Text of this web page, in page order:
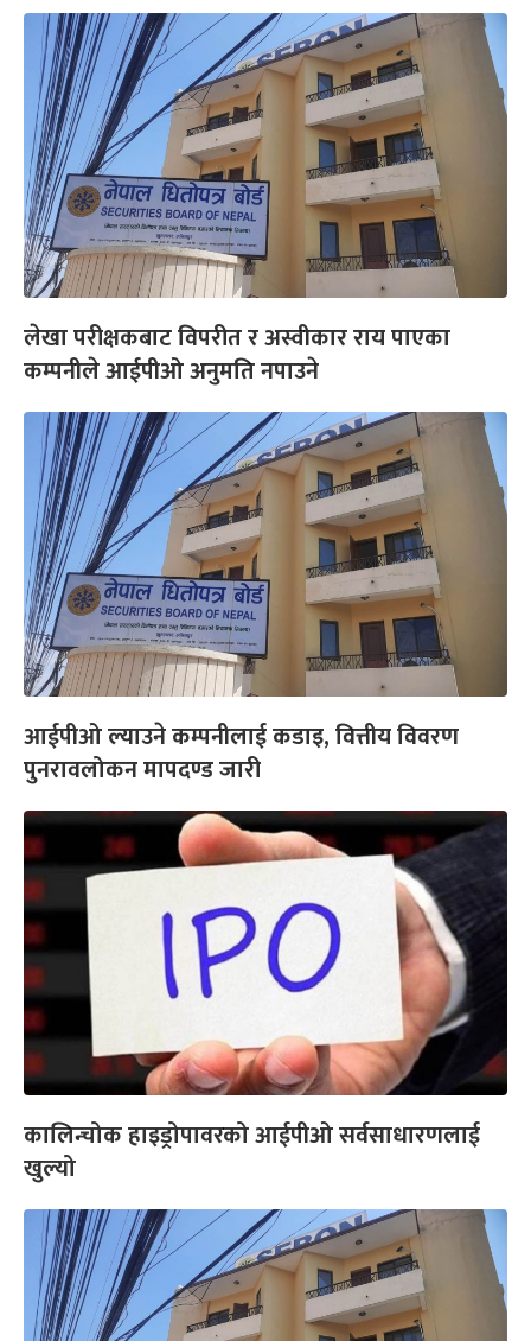
लेखा परीक्षकबाट विपरीत र अस्वीकार राय पाएका
कम्पनीले आईपीओ अनुमति नपाउने
आईपीओ ल्याउने कम्पनीलाई कडाइ, वित्तीय विवरण
पुनरावलोकन मापदण्ड जारी
कालिन्चोक हाइड्रोपावरको आईपीओ सर्वसाधारणलाई
खुल्यो